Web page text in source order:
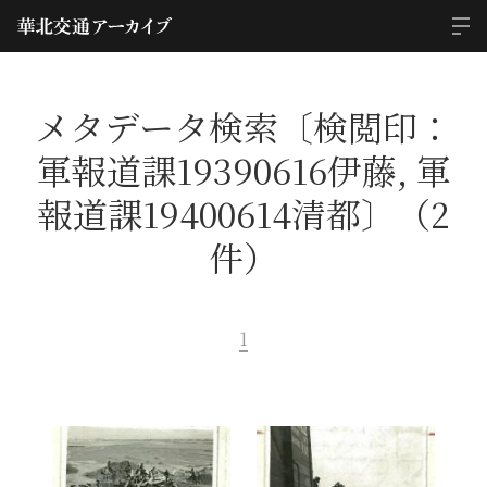
メタデータ検索〔検閲印：
軍報道課19390616伊藤, 軍
報道課19400614清都〕（2
件）
1